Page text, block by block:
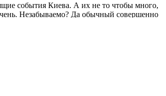
события Киева. А их не то чтобы много,
Незабываемо? Да обычный совершенно
их искать? Отвечаем: все актуальные